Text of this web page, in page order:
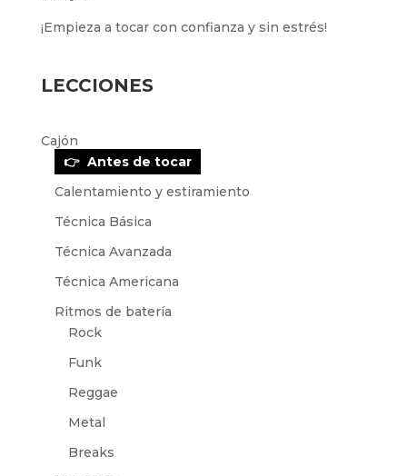
¡Empieza a tocar con confianza y sin estrés!
LECCIONES
Cajón
Antes de tocar
Calentamiento y estiramiento
Técnica Básica
Técnica Avanzada
Técnica Americana
Ritmos de batería
Rock
Funk
Reggae
Metal
Breaks